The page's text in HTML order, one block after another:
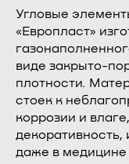
Угловые
«Европласт»
виде закрыто-
плотности.
стоек к
коррозии и
декоративность,
даже в медицине